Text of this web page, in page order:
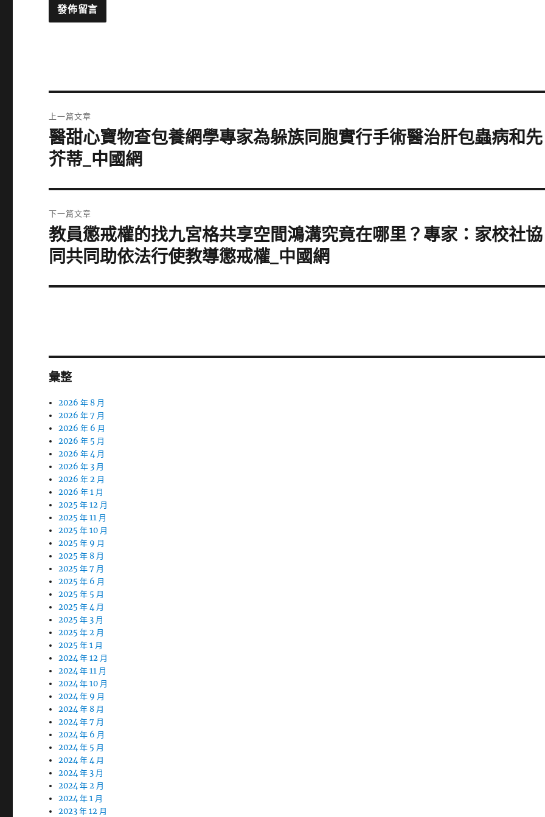
章
導
上一篇文章
上
一
篇
文
醫甜心寶物查包養網學專家為躲族同胞實行手術醫治肝包蟲病和先
芥蒂_中國網
下一篇文章
下
一
篇
文
教員懲戒權的找九宮格共享空間鴻溝究竟在哪里？專家：家校社協
同共同助依法行使教導懲戒權_中國網
彙整
2026 年 8 月
2026 年 7 月
2026 年 6 月
2026 年 5 月
2026 年 4 月
2026 年 3 月
2026 年 2 月
2026 年 1 月
2025 年 12 月
2025 年 11 月
2025 年 10 月
2025 年 9 月
2025 年 8 月
2025 年 7 月
2025 年 6 月
2025 年 5 月
2025 年 4 月
2025 年 3 月
2025 年 2 月
2025 年 1 月
2024 年 12 月
2024 年 11 月
2024 年 10 月
2024 年 9 月
2024 年 8 月
2024 年 7 月
2024 年 6 月
2024 年 5 月
2024 年 4 月
2024 年 3 月
2024 年 2 月
2024 年 1 月
2023 年 12 月